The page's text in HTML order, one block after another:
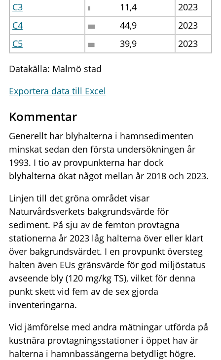
C3
11,4
2023
C4
44,9
2023
C5
39,9 2023
Datakälla: Malmö stad
Exportera data till Excel
Kommentar
Generellt har blyhalterna i hamnsedimenten
minskat sedan den första undersökningen år
1993. I tio av provpunkterna har dock
blyhalterna ökat något mellan år 2018 och 2023.
Linjen till det gröna området visar
Naturvårdsverkets bakgrundsvärde för
sediment. På sju av de femton provtagna
stationerna år 2023 låg halterna över eller klart
över bakgrundsvärdet. I en provpunkt översteg
halten även EUs gränsvärde för god miljöstatus
avseende bly (120 mg/kg TS), vilket för denna
punkt skett vid fem av de sex gjorda
inventeringarna.
Vid jämförelse med andra mätningar utförda på
kustnära provtagningsstationer i öppet hav är
halterna i hamnbassängerna betydligt högre.